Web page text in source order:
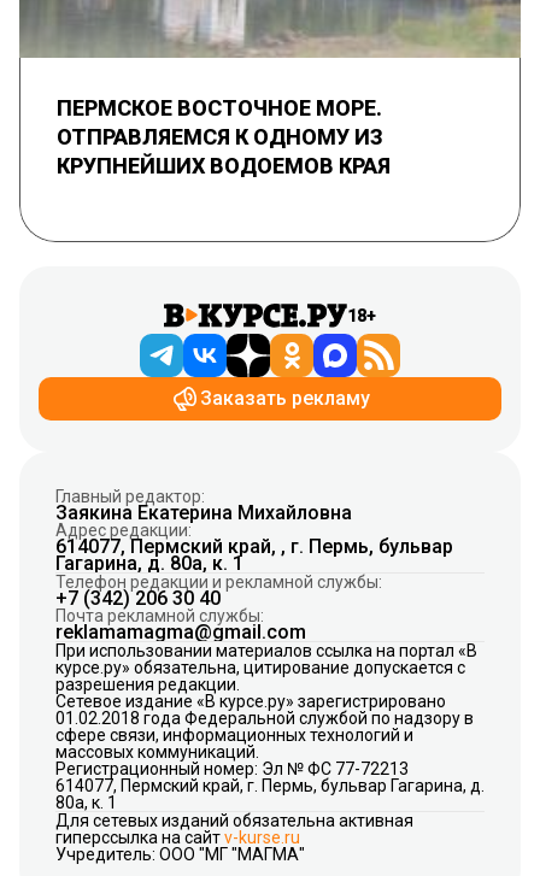
ПЕРМСКОЕ ВОСТОЧНОЕ МОРЕ.
ОТПРАВЛЯЕМСЯ К ОДНОМУ ИЗ
КРУПНЕЙШИХ ВОДОЕМОВ КРАЯ
18+
Заказать рекламу
Главный редактор:
Заякина Екатерина Михайловна
Адрес редакции:
614077, Пермский край, , г. Пермь, бульвар
Гагарина, д. 80а, к. 1
Телефон редакции и рекламной службы:
+7 (342) 206 30 40
Почта рекламной службы:
reklamamagma@gmail.com
При использовании материалов ссылка на портал «В
курсе.ру» обязательна, цитирование допускается с
разрешения редакции.
Сетевое издание «В курсе.ру» зарегистрировано
01.02.2018 года Федеральной службой по надзору в
сфере связи, информационных технологий и
массовых коммуникаций.
Регистрационный номер: Эл № ФС 77-72213
614077, Пермский край, г. Пермь, бульвар Гагарина, д.
80а, к. 1
Для сетевых изданий обязательна активная
гиперссылка на сайтv-kurse.ru
Учредитель: ООО "МГ "МАГМА"